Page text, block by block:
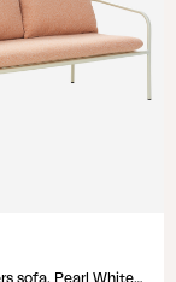
2-personers sofa, Pearl White/Teddy Orange